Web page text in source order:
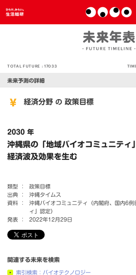
TOTAL FUTURE :17033
未来予測の詳細
経済分野 の 政策目標
2030 年
沖縄県の「地域バイオコミュニティ
経済波及効果を生む
類型 ：
政策目標
出典 ：
沖縄タイムス
資料 ：
沖縄バイオコミュニティ（内閣府、国内6例
ィ」認定）
発表 ：
2022年12月29日
関連する未来を検索
索引検索：バイオテクノロジー